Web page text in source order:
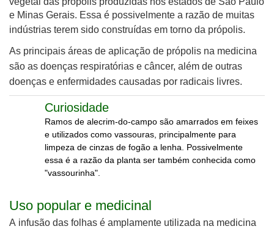
e Minas Gerais. Essa é possivelmente a razão de muitas
indústrias terem sido construídas em torno da própolis.
As principais áreas de aplicação de própolis na medicina
são as doenças respiratórias e câncer, além de outras
doenças e enfermidades causadas por radicais livres.
Curiosidade
Ramos de alecrim-do-campo são amarrados em feixes
e utilizados como vassouras, principalmente para
limpeza de cinzas de fogão a lenha. Possivelmente
essa é a razão da planta ser também conhecida como
"vassourinha".
Uso popular e medicinal
A infusão das folhas é amplamente utilizada na medicina